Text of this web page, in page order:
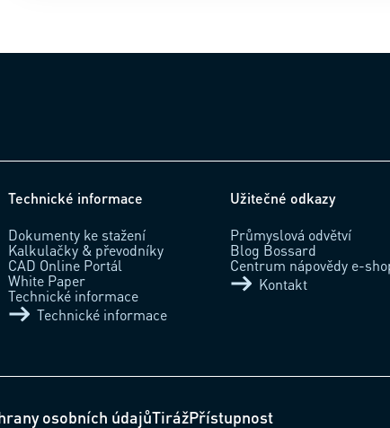
Technické informace
Dokumenty ke stažení
Kalkulačky & převodníky
CAD Online Portál
White Paper
Technické informace
Technické informace
Užitečné odkazy
Průmyslová odvětví
Blog Bossard
Centrum nápovědy e-
Kontakt
osobních údajůTirážPřístupnost